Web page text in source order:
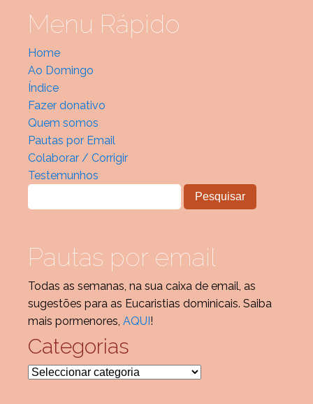
Menu Rápido
Home
Ao Domingo
Índice
Fazer donativo
Quem somos
Pautas por Email
Colaborar / Corrigir
Testemunhos
Pautas por email
Todas as semanas, na sua caixa de email, as
sugestões para as Eucaristias dominicais. Saiba
mais pormenores, AQUI!
Categorias
Categorias